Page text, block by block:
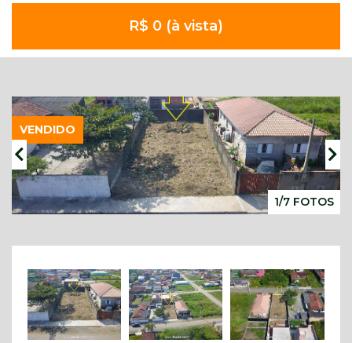
R$ 0 (à vista)
VENDIDO
1/7 FOTOS